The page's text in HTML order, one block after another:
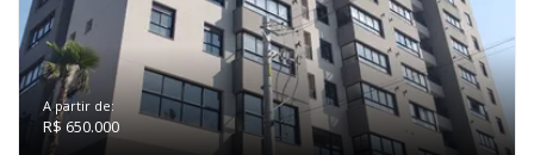
A partir de:
R$ 650.000